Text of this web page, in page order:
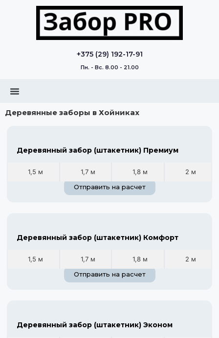
+375 (29) 192-17-91
Пн. - Вс. 8.00 - 21.00
Деревянные заборы в Хойниках
Деревянный забор (штакетник) Премиум
1,5 м 1,7 м 1,8 м
2 м
Отправить на расчет
Деревянный забор (штакетник) Комфорт
1,5 м 1,7 м 1,8 м
2 м
Отправить на расчет
Деревянный забор (штакетник) Эконом